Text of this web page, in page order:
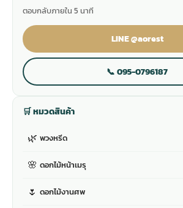
ตอบกลับภายใน 5 นาที
LINE @aorest
📞 095-0796187
🛒 หมวดสินค้า
🌿 พวงหรีด
🌸 ดอกไม้หน้าเมรุ
🌷 ดอกไม้งานศพ